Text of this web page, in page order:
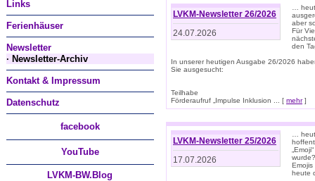
Links
Ferienhäuser
Newsletter
· Newsletter-Archiv
Kontakt & Impressum
Datenschutz
facebook
YouTube
LVKM-BW.Blog
LVKM-Newsletter 26/2026
24.07.2026
…
aber
Für
den
In unserer heutigen Ausgabe 26/2026
Sie ausgesucht:
Teilhabe
Förderaufruf „Impulse Inklusion ... [ mehr]
LVKM-Newsletter 25/2026
17.07.2026
…
Emojis
heute